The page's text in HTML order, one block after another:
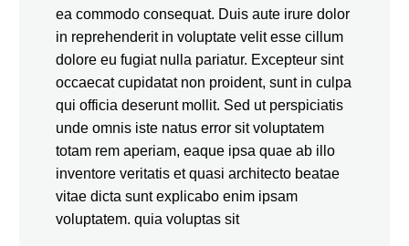
ea commodo consequat. Duis aute irure dolor
in reprehenderit in voluptate velit esse cillum
dolore eu fugiat nulla pariatur. Excepteur sint
occaecat cupidatat non proident, sunt in culpa
qui officia deserunt mollit. Sed ut perspiciatis
unde omnis iste natus error sit voluptatem
totam rem aperiam, eaque ipsa quae ab illo
inventore veritatis et quasi architecto beatae
vitae dicta sunt explicabo enim ipsam
voluptatem. quia voluptas sit